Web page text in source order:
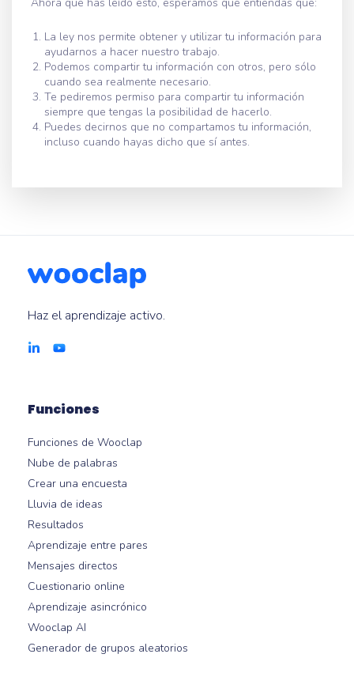
La ley nos permite obtener y utilizar tu información para
ayudarnos a hacer nuestro trabajo.
Podemos compartir tu información con otros, pero sólo
cuando sea realmente necesario.
Te pediremos permiso para compartir tu información
siempre que tengas la posibilidad de hacerlo.
Puedes decirnos que no compartamos tu información,
incluso cuando hayas dicho que sí antes.
Haz el aprendizaje activo.
Funciones
Funciones de Wooclap
Nube de palabras
Crear una encuesta
Lluvia de ideas
Resultados
Aprendizaje entre pares
Mensajes directos
Cuestionario online
Aprendizaje asincrónico
Wooclap AI
Generador de grupos aleatorios